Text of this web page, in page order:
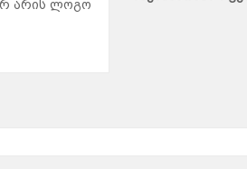
არის ლოგო